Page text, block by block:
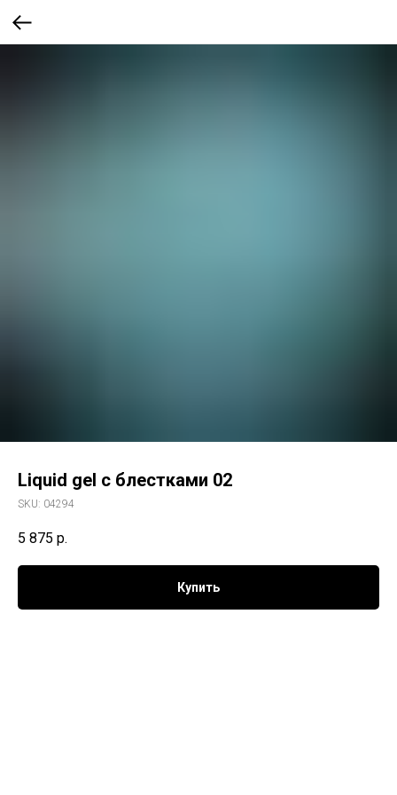
Liquid gel c блестками 02
SKU: 04294
5 875 р.
Купить